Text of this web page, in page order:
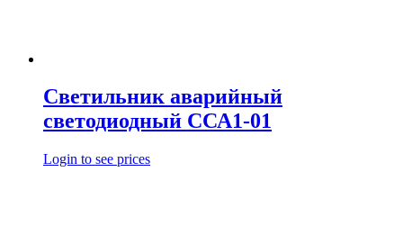
Светильник аварийный
светодиодный ССА1-01
Login to see prices